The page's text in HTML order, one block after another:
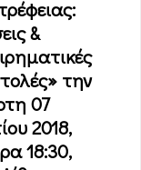
&
την
07
2018,
18:30,